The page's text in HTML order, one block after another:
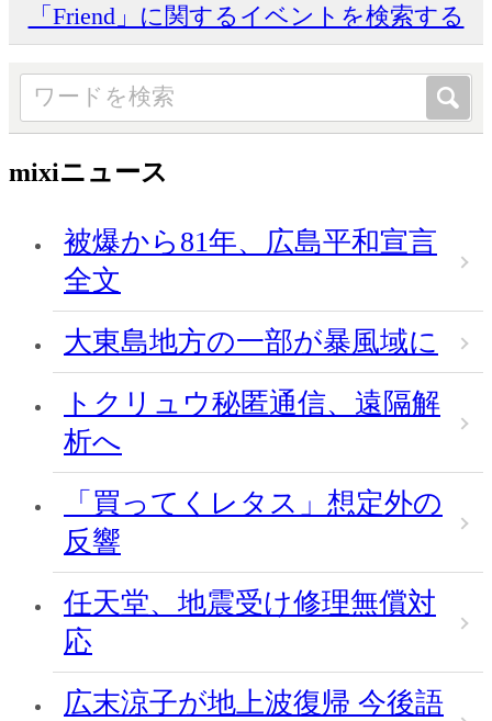
「Friend」に関するイベントを検索する
mixiニュース
被爆から81年、広島平和宣言
全文
大東島地方の一部が暴風域に
トクリュウ秘匿通信、遠隔解
析へ
「買ってくレタス」想定外の
反響
任天堂、地震受け修理無償対
応
広末涼子が地上波復帰 今後語